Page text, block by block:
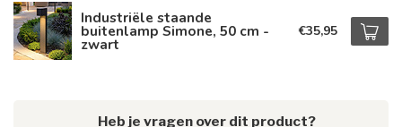
Industriële staande
buitenlamp Simone, 50 cm -
zwart
€35,95
Heb je vragen over dit product?